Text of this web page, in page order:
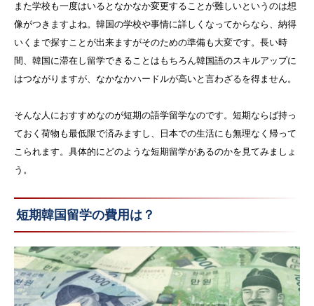
また学校も一度はいるとなかなか変更することが難しいというのは想
像がつきますよね。韓国の学校や事情に詳しくなってからなら、納得
いくまで探すことが出来ますがそのための準備も大変です。長い時
間、韓国に滞在し留学できることはもちろん韓国語のスキルアップに
はつながりますが、なかなかハードルが高いと言わざるを得ません。
そんな人におすすめなのが短期の語学留学なのです。短期ならば持っ
ておく荷物も最低限で済みますし、日本での生活にも無理なく帰って
こられます。具体的にどのような短期留学があるのかを見てみましょ
う。
短期韓国留学の費用は？